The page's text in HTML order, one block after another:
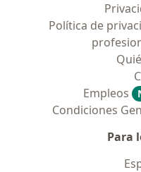
Política de
Empleos
Condiciones
Para